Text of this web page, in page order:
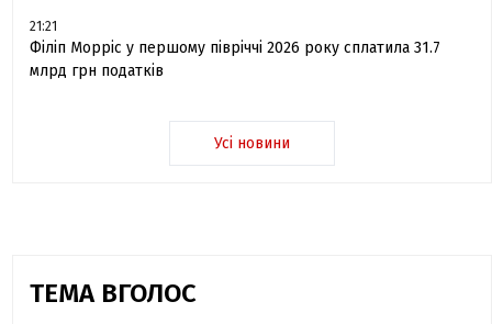
21:21
Філіп Морріс у першому півріччі 2026 року сплатила 31.7
млрд грн податків
Усі новини
ТЕМА ВГОЛОС